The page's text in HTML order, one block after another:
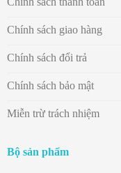
Chính sách giao hàng
Chính sách đổi trả
Chính sách bảo mật
Miễn trừ trách nhiệm
Bộ sản phẩm